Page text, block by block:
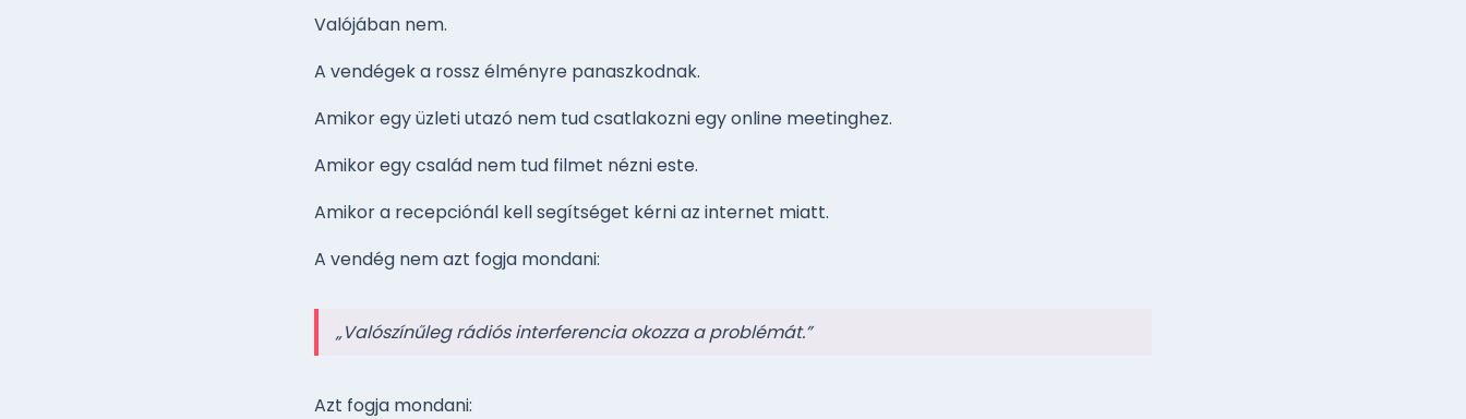
Valójában nem.
A vendégek a rossz élményre panaszkodnak.
Amikor egy üzleti utazó nem tud csatlakozni egy online meetinghez.
Amikor egy család nem tud filmet nézni este.
Amikor a recepciónál kell segítséget kérni az internet miatt.
A vendég nem azt fogja mondani:
„Valószínűleg rádiós interferencia okozza a problémát.”
Azt fogja mondani: